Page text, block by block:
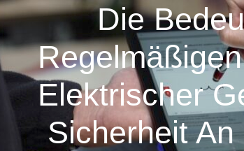
Die
Elektrischer
Sicherheit